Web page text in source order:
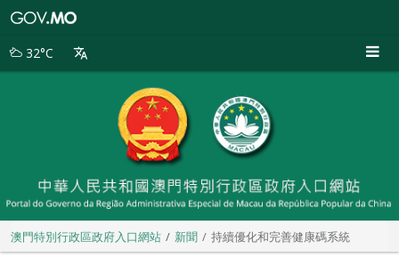
別
32°C
澳門特別行政區政府入口網站 新聞 持續優化和完善健康碼系統